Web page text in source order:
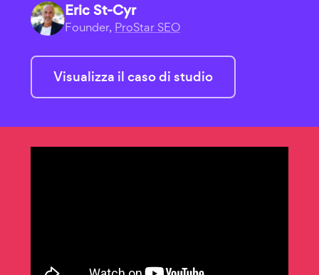
Eric St-Cyr
Founder, ProStar SEO
Visualizza il caso di studio